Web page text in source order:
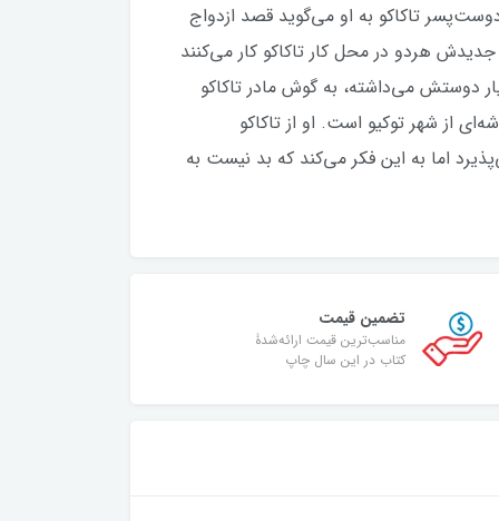
تاکاکو به او می‌گوید قصد ازدواج
هردو در محل کار تاکاکو کار می‌کنند
دوستش می‌داشته، به گوش مادر تاکاکو
از شهر توکیو است. او از تاکاکو
اما به این فکر می‌کند که بد نیست به
تضمین قیمت
مناسب‌ترین قیمت ارائه‌شدۀ
کتاب در این سال چاپ